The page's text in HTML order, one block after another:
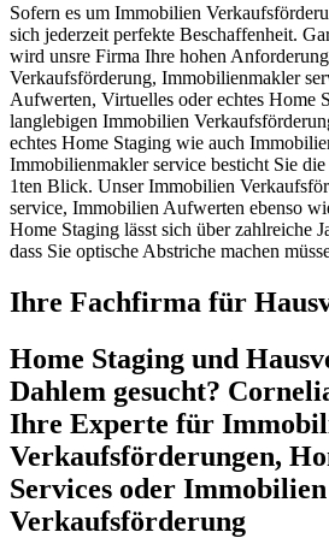
Sofern es um Immobilien
sich jederzeit perfekte Beschaffenheit.
wird unsre Firma Ihre hohen
Verkaufsförderung, Immobilienmakler
Aufwerten, Virtuelles oder echtes Home
langlebigen Immobilien
echtes Home Staging wie auch
Immobilienmakler service besticht Sie
1ten Blick. Unser Immobilien
service, Immobilien Aufwerten ebenso
Home Staging lässt sich über zahlreiche
dass Sie optische Abstriche machen
Ihre Fachfirma für
Home Staging und
Dahlem gesucht?
Ihre Experte für
Verkaufsförderungen,
Services oder Immobilien
Verkaufsförderung